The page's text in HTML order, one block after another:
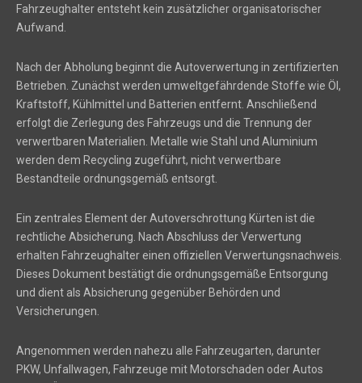
Fahrzeughalter entsteht kein zusätzlicher organisatorischer
Aufwand.
Nach der Abholung beginnt die Autoverwertung in zertifizierten
Betrieben. Zunächst werden umweltgefährdende Stoffe wie Öl,
Kraftstoff, Kühlmittel und Batterien entfernt. Anschließend
erfolgt die Zerlegung des Fahrzeugs und die Trennung der
verwertbaren Materialien. Metalle wie Stahl und Aluminium
werden dem Recycling zugeführt, nicht verwertbare
Bestandteile ordnungsgemäß entsorgt.
Ein zentrales Element der Autoverschrottung Kürten ist die
rechtliche Absicherung. Nach Abschluss der Verwertung
erhalten Fahrzeughalter einen offiziellen Verwertungsnachweis.
Dieses Dokument bestätigt die ordnungsgemäße Entsorgung
und dient als Absicherung gegenüber Behörden und
Versicherungen.
Angenommen werden nahezu alle Fahrzeugarten, darunter
PKW, Unfallwagen, Fahrzeuge mit Motorschaden oder Autos